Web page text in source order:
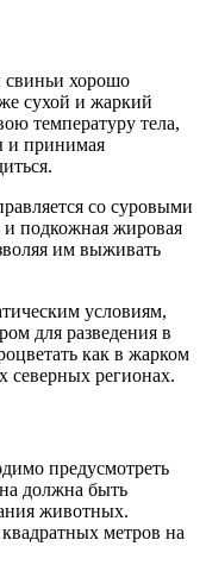
свиньи хорошо
сухой и жаркий
температуру тела,
и принимая
со суровыми
подкожная жировая
им выживать
условиям,
для разведения в
как в жарком
северных регионах.
предусмотреть
должна быть
животных.
метров на